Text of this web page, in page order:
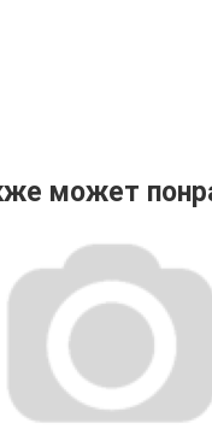
может